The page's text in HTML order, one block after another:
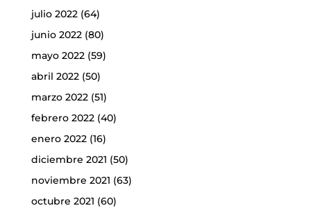
julio 2022(64)
junio 2022(80)
mayo 2022(59)
abril 2022(50)
marzo 2022(51)
febrero 2022(40)
enero 2022(16)
diciembre 2021 (50)
noviembre 2021 (63)
octubre 2021 (60)